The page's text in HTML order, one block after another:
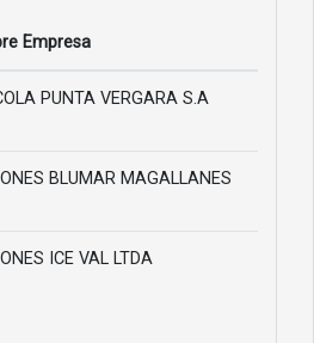
Empresa
PUNTA VERGARA S.A
BLUMAR MAGALLANES
ICE VAL LTDA